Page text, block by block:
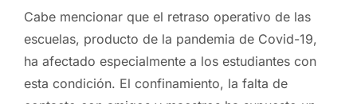
Cabe mencionar que el retraso operativo de las
escuelas, producto de la pandemia de Covid-19,
ha afectado especialmente a los estudiantes con
esta condición. El confinamiento, la falta de